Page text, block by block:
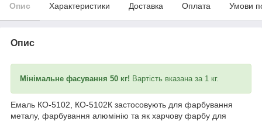
Опис Характеристики Доставка Оплата Умови
Опис
Мінімальне фасування 50 кг! Вартість вказана за 1 кг.
Емаль КО-5102, КО-5102К застосовують для фарбування
металу, фарбування алюмінію та як харчову фарбу для